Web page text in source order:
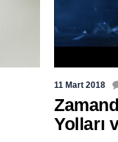
11 Mart 2018
Yolları